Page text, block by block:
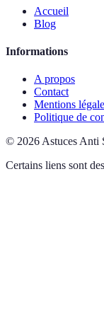
Accueil
Blog
Informations
A propos
Contact
Mentions
Politique de
© 2026Astuces Anti
Certains liens sont